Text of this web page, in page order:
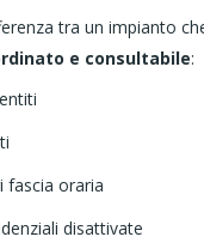
tra un impianto
e consultabile:
fascia oraria
disattivate